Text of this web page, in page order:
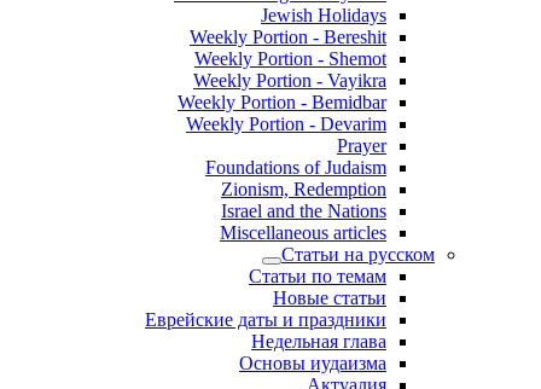
Jewish Holidays
Weekly Portion - Bereshit
Weekly Portion - Shemot
Weekly Portion - Vayikra
Weekly Portion - Bemidbar
Weekly Portion - Devarim
Prayer
Foundations of Judaism
Zionism, Redemption
Israel and the Nations
Miscellaneous articles
Статьи на русском
Статьи по темам
Новые статьи
Еврейские даты и праздники
Недельная глава
Основы иудаизма
Актуалия